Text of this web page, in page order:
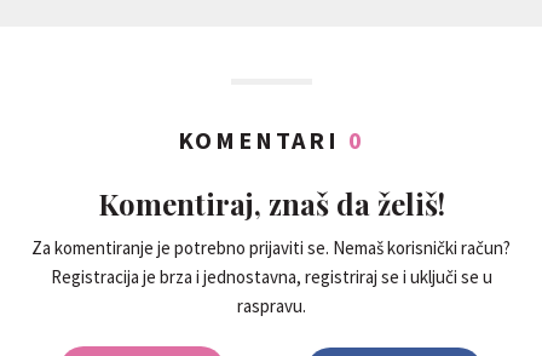
KOMENTARI 0
Komentiraj, znaš da želiš!
Za komentiranje je potrebno prijaviti se. Nemaš korisnički račun?
Registracija je brza i jednostavna, registriraj se i uključi se u
raspravu.